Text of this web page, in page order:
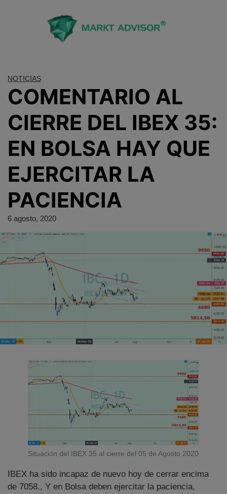
NOTICIAS
COMENTARIO AL
CIERRE DEL IBEX 35:
EN BOLSA HAY QUE
EJERCITAR LA
PACIENCIA
6 agosto, 2020
Situación del IBEX 35 al cierre del 05 de Agosto 2020
IBEX ha sido incapaz de nuevo hoy de cerrar encima
de 7058., Y en Bolsa deben ejercitar la paciencia,